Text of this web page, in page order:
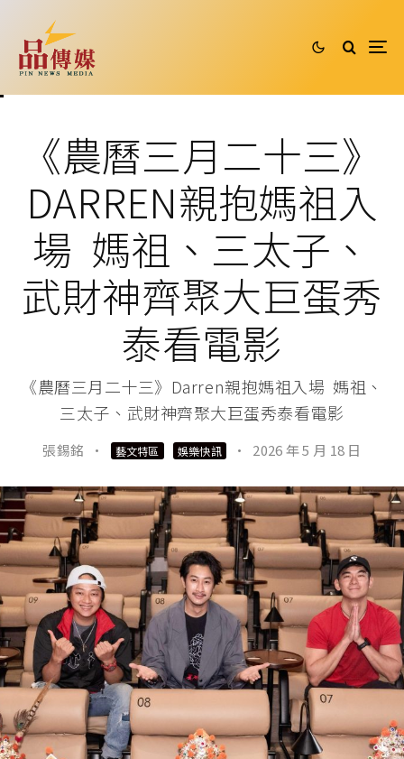
《農曆三月二十三》
DARREN親抱媽祖入
場 媽祖、三太子、
武財神齊聚大巨蛋秀
泰看電影
《農曆三月二十三》Darren親抱媽祖入場 媽祖、
三太子、武財神齊聚大巨蛋秀泰看電影
張錫銘 · 藝文特區 娛樂快訊 · 2026 年 5 月 18 日